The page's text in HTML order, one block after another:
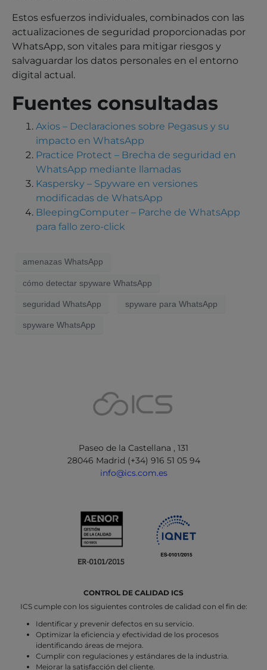
Estos esfuerzos individuales, combinados con las
actualizaciones de seguridad proporcionadas por
WhatsApp, son vitales para mitigar riesgos y
salvaguardar los datos personales en el entorno
digital actual.
Fuentes consultadas
Axios – Declaraciones sobre Pegasus y su
impacto en WhatsApp
Practice Protect – Brecha de seguridad en
WhatsApp mediante llamadas
Kaspersky – Spyware en versiones
modificadas de WhatsApp
BleepingComputer – Parche de WhatsApp
para fallo zero-click
amenazas WhatsApp
cómo detectar spyware WhatsApp
seguridad WhatsApp spyware para WhatsApp
spyware WhatsApp
Paseo de la Castellana , 131
28046 Madrid (+34) 916 51 05 94
info@ics.com.es
CONTROL DE CALIDAD ICS
ICS cumple con los siguientes controles de calidad con el fin de:
Identificar y prevenir defectos en su servicio.
Optimizar la eficiencia y efectividad de los procesos
identificando áreas de mejora.
Cumplir con regulaciones y estándares de la industria.
Mejorar la satisfacción del cliente.